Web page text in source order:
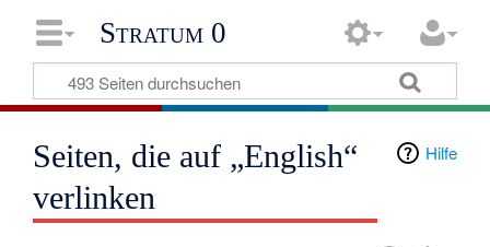
Stratum 0
Hilfe
Seiten, die auf „English“
verlinken